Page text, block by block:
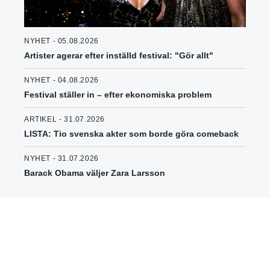
NYHET - 05.08.2026
Artister agerar efter inställd festival: "Gör allt"
NYHET - 04.08.2026
Festival ställer in – efter ekonomiska problem
ARTIKEL - 31.07.2026
LISTA: Tio svenska akter som borde göra comeback
NYHET - 31.07.2026
Barack Obama väljer Zara Larsson